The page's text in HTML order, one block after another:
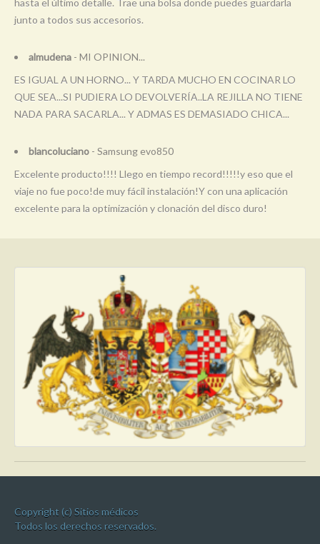
junto a todos sus accesorios.
almudena - MI OPINION...
ES IGUAL A UN HORNO... Y TARDA MUCHO EN COCINAR LO
QUE SEA...SI PUDIERA LO DEVOLVERÍA..LA REJILLA NO TIENE
NADA PARA SACARLA... Y ADMAS ES DEMASIADO CHICA...
blancoluciano - Samsung evo850
Excelente producto!!!! Llego en tiempo record!!!!!y eso que el
viaje no fue poco!de muy fácil instalación!Y con una aplicación
excelente para la optimización y clonación del disco duro!
Copyright (c) Sitios médicos
Todos los derechos reservados.